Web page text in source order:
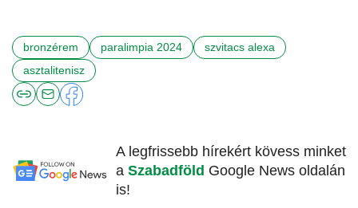
bronzérem paralimpia 2024
szvitacs alexa
asztalitenisz
A legfrissebb hírekért kövess minket
a Szabadföld Google News oldalán
is!